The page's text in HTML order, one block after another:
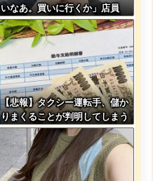
いなあ。買いに行くか」店員
「ほいっ見積もりな！」ワイ
「金額おかしくね？」←お前ら
もそう思うよな？？？？？
【悲報】タクシー運転手、儲か
りまくることが判明してしまう